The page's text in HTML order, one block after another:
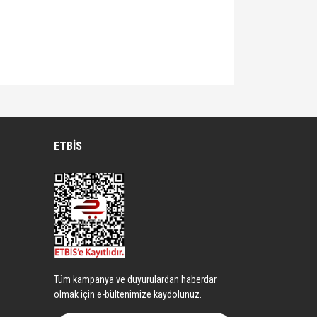
ETBİS
Tüm kampanya ve duyurulardan haberdar
olmak için e-bültenimize kaydolunuz.